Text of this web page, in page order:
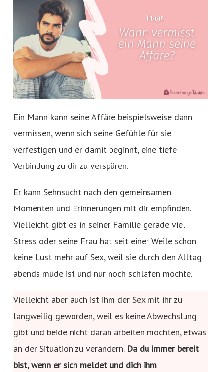
Ein Mann kann seine Affäre beispielsweise dann
vermissen, wenn sich seine Gefühle für sie
verfestigen und er damit beginnt, eine tiefe
Verbindung zu dir zu verspüren.
Er kann Sehnsucht nach den gemeinsamen
Momenten und Erinnerungen mit dir empfinden.
Vielleicht gibt es in seiner Familie gerade viel
Stress oder seine Frau hat seit einer Weile schon
keine Lust mehr auf Sex, weil sie durch den Alltag
abends müde ist und nur noch schlafen möchte.
Vielleicht aber auch ist ihm der Sex mit ihr zu
langweilig geworden, weil es keine Abwechslung
gibt und beide nicht daran arbeiten möchten, etwas
an der Situation zu verändern. Da du immer bereit
bist, wenn er sich meldet und dich ihm